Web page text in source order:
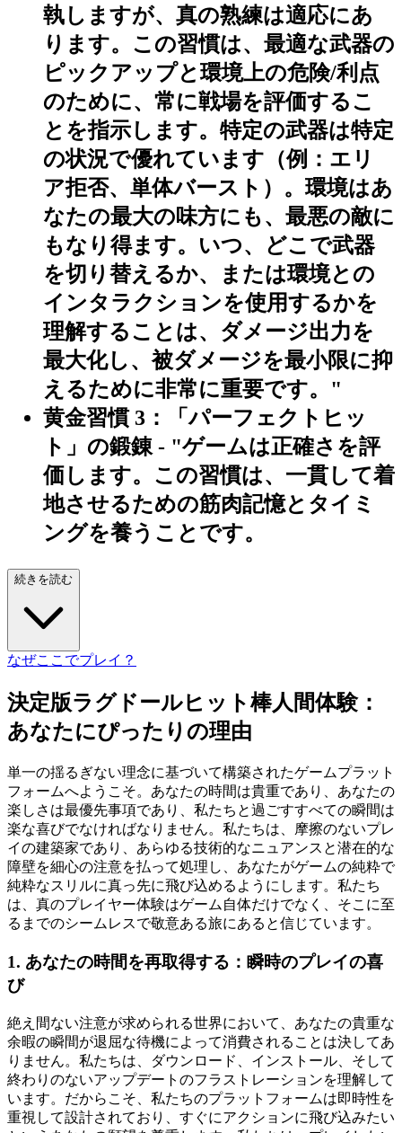
執しますが、真の熟練は適応にあ
ります。この習慣は、最適な武器の
ピックアップと環境上の危険/利点
のために、常に戦場を評価するこ
とを指示します。特定の武器は特定
の状況で優れています（例：エリ
ア拒否、単体バースト）。環境はあ
なたの最大の味方にも、最悪の敵に
もなり得ます。いつ、どこで武器
を切り替えるか、または環境との
インタラクションを使用するかを
理解することは、ダメージ出力を
最大化し、被ダメージを最小限に抑
えるために非常に重要です。"
黄金習慣 3：「パーフェクトヒッ
ト」の鍛錬- "ゲームは正確さを評
価します。この習慣は、一貫して着
地させるための筋肉記憶とタイミ
ングを養うことです。
続きを読む
なぜここでプレイ？
決定版ラグドールヒット棒人間体験：
あなたにぴったりの理由
単一の揺るぎない理念に基づいて構築されたゲームプラット
フォームへようこそ。あなたの時間は貴重であり、あなたの
楽しさは最優先事項であり、私たちと過ごすすべての瞬間は
楽な喜びでなければなりません。私たちは、摩擦のないプレ
イの建築家であり、あらゆる技術的なニュアンスと潜在的な
障壁を細心の注意を払って処理し、あなたがゲームの純粋で
純粋なスリルに真っ先に飛び込めるようにします。私たち
は、真のプレイヤー体験はゲーム自体だけでなく、そこに至
るまでのシームレスで敬意ある旅にあると信じています。
1. あなたの時間を再取得する：瞬時のプレイの喜
び
絶え間ない注意が求められる世界において、あなたの貴重な
余暇の瞬間が退屈な待機によって消費されることは決してあ
りません。私たちは、ダウンロード、インストール、そして
終わりのないアップデートのフラストレーションを理解して
います。だからこそ、私たちのプラットフォームは即時性を
重視して設計されており、すぐにアクションに飛び込みたい